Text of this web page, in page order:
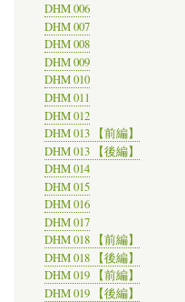
DHM 006
DHM 007
DHM 008
DHM 009
DHM 010
DHM 011
DHM 012
DHM 013 【前編】
DHM 013 【後編】
DHM 014
DHM 015
DHM 016
DHM 017
DHM 018 【前編】
DHM 018 【後編】
DHM 019 【前編】
DHM 019 【後編】